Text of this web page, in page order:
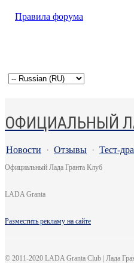
Правила форума
ОФИЦИАЛЬНЫЙ
Новости · Отзывы · Тест-
Официальный Лада Гранта Клуб
LADA Granta
Разместить рекламу на сайте
© 2011-2020 LADA Granta Club | Лада